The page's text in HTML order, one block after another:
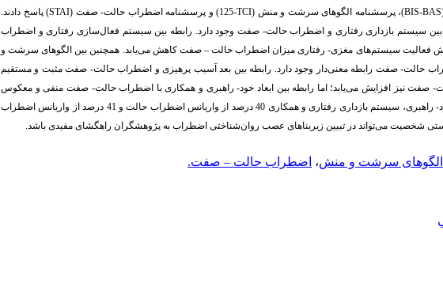
BAS
-
BIS)، پرسشنامه الگوهای سرشت و منش (TCI
-
125) و پرسشنامه اضطراب حالت- صفت (STAI) پاسخ دادند.
بین سیستم بازداری رفتاری و اضطراب حالت- صفت وجود دارد. رابطه بین سیستم فعال‌سازی رفتاری و اضطراب
فعالیت سیستم‌های مغزی- رفتاری میزان اضطراب حالت– صفت کاهش می‌یابد. همچنین بین الگوهای سرشت و
حالت- صفت رابطه معنی‌دار وجود دارد. رابطه بین بعد آسیب پرهیزی و اضطراب حالت- صفت مثبت و مستقیم
صفت نیز افزایش می‌یابد؛ اما رابطه بین ابعاد خود- راهبری و همکاری با اضطراب حالت- صفت منفی و معکوس
می‌باشد. بر اساس نتایج تحلیل رگرسیون، آسیب پرهیزی، خود- راهبری، سیستم بازداری رفتاری و همکاری 40 درصد از واریانس اضطراب حالت و 41 درصد از واریانس اضطراب
شخصیت می‌تواند در تبیین زیربناهای عصب روان‌شناختی اضطراب به پژوهشگران راهگشای مفیدی باشد.
الگوهای سرشت و منش، اضطراب حالت – صفت.